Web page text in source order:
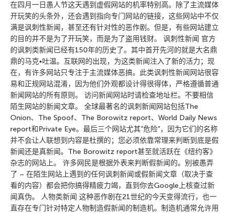
在四月一日愚人节这天遇到虚假网站的机率特别高。除了主流媒体
开玩笑的头条外，还会遇到指向专门网站的链接，这些网站中不仅
满是讽刺性新闻，甚至还有针对性的恶作剧。但是，有些网站建立
的目的并不是为了开玩笑，而是为了盗用钱财。 讽刺性新闻 官方
的讽刺类新闻已经有150年的历史了。其中首开先河的就是大名鼎
鼎的马克•吐温。互联网的出现，为这类新闻注入了新的活力；现
在，有许多网站只专注于主流媒体恶搞。此类讽刺性新闻网站很容
易和正规网站混淆，因为他们外观都设计得很得体，严格遵循普通
新闻网站的所有原则。 访问新闻网站时请检查地址栏。不要相信
陌生网站的新闻文章。 全球最著名的讽刺新闻网站包括The
Onion、The Spoof、The Borowitz report、World Daily News
report和Private Eye。最后三个网站尤其”危险”，因为它们的名称
并不会让人联想到内容是杜撰的；您必须依靠常理来判断到底是假
新闻还是真新闻。The Borowitz report甚至就活跃在《纽约客》
杂志的网站上。 许多网民是根据外表来判断假新闻的。别被愚弄
了 – 在陌生网站上遇到的任何讽刺新闻或假新闻文章（取决于查
看的内容）都会把你搞得精疲力竭，直到你去Google上核查过新
闻真伪。 人物类新闻 这种恶作剧在21世纪的今天变得流行，也一
直存在专门针对特定人物制造假新闻的制造机。制造机通常允许用